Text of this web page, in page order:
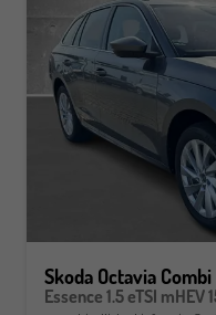
Skoda Octavia Combi
Essence 1.5 eTSI mHEV